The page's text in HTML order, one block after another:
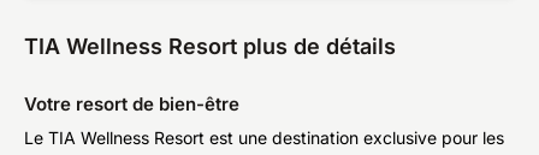
TIA Wellness Resort plus de détails
Votre resort de bien-être
Le TIA Wellness Resort est une destination exclusive pour les